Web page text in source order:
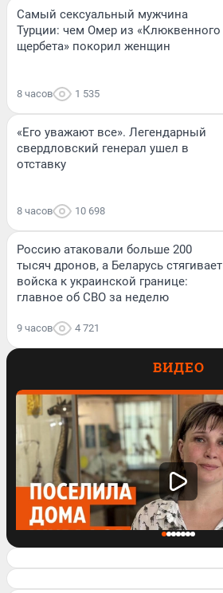
Самый сексуальный мужчина
Турции: чем Омер из «Клюквенного
щербета» покорил женщин
8 часов 1 535
«Его уважают все». Легендарный
свердловский генерал ушел в
отставку
8 часов 10 698
Россию атаковали больше 200
тысяч дронов, а Беларусь стягивает
войска к украинской границе:
главное об СВО за неделю
9 часов 4 721
ВИДЕО